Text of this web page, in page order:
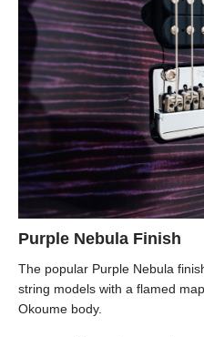
Purple Nebula Finish
The popular Purple Nebula
string models with a flamed
Okoume body.